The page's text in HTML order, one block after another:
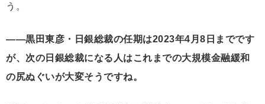
う。
――黒田東彦・日銀総裁の任期は2023年4月8日までです
が、次の日銀総裁になる人はこれまでの大規模金融緩和
の尻ぬぐいが大変そうですね。